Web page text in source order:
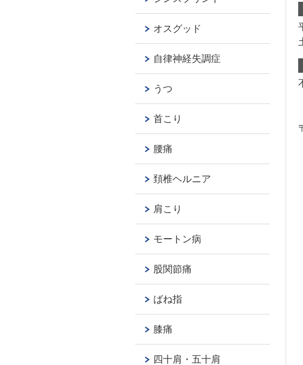
オスグッド
自律神経失調症
うつ
首こり
腰痛
頚椎ヘルニア
肩こり
モートン病
股関節痛
ばね指
膝痛
四十肩・五十肩